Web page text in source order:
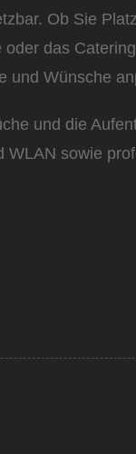
Ob Sie
das
und Wünsche
und die
sowie